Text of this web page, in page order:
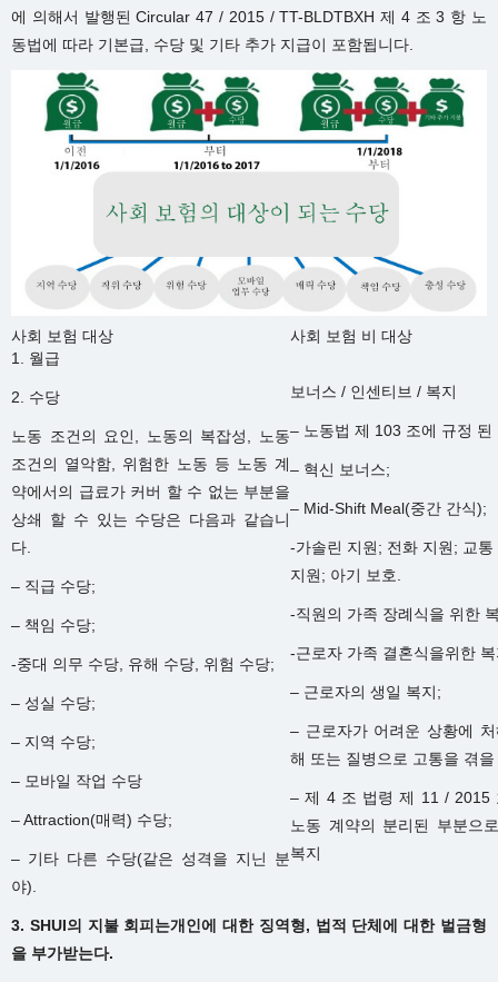
에 의해서 발행된 Circular 47 / 2015 / TT-BLDTBXH 제 4 조 3 항 노
동법에 따라 기본급, 수당 및 기타 추가 지급이 포함됩니다.
사회 보험 대상
사회 보험 비 대상
1. 월급
2. 수당
노동 조건의 요인, 노동의 복잡성, 노동
조건의 열악함, 위험한 노동 등 노동 계
약에서의 급료가 커버 할 수 없는 부분을
상쇄 할 수 있는 수당은 다음과 같습니
다.
– 직급 수당;
– 책임 수당;
-중대 의무 수당, 유해 수당, 위험 수당;
– 성실 수당;
– 지역 수당;
– 모바일 작업 수당
– Attraction(매력) 수당;
– 기타 다른 수당(같은 성격을 지닌 분
야).
보너스 / 인센티브 / 복지
– 노동법 제 103 조에 규정 된
– 혁신 보너스;
– Mid-Shift Meal(중간 간식);
-가솔린 지원; 전화 지원; 교
지원; 아기 보호.
-직원의 가족 장례식을 위한
-근로자 가족 결혼식을위한
– 근로자의 생일 복지;
– 근로자가 어려운 상황에
해 또는 질병으로 고통을 겪
– 제 4 조 법령 제 11 / 2015
노동 계약의 분리된 부분으
복지
3. SHUI의 지불 회피는개인에 대한 징역형, 법적 단체에 대한 벌금형
을 부가받는다.